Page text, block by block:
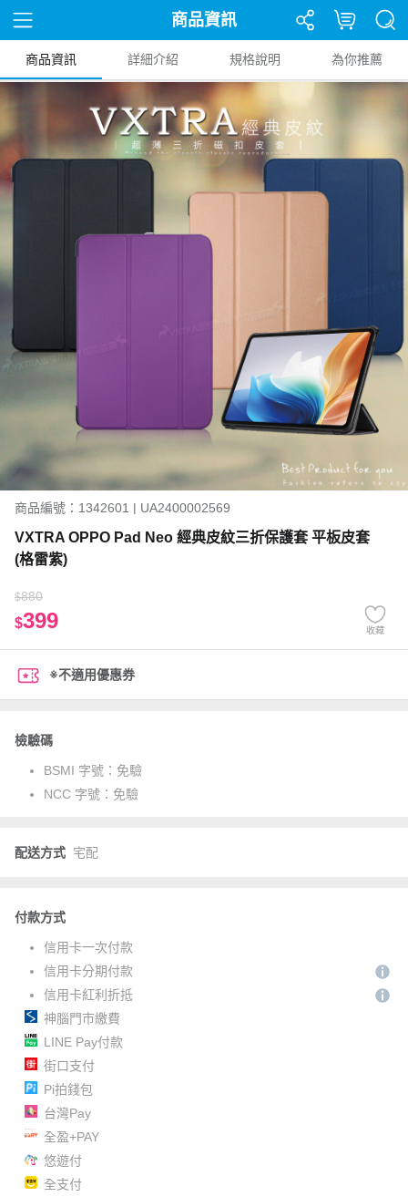
商品資訊
商品資訊 詳細介紹 規格說明 為你推薦
商品編號：1342601 | UA2400002569
VXTRA OPPO Pad Neo 經典皮紋三折保護套 平板皮套
(格雷紫)
$880
$399 收藏
※不適用優惠券
檢驗碼
BSMI 字號： 免驗
NCC 字號： 免驗
配送方式 宅配
付款方式
信用卡一次付款
信用卡分期付款
信用卡紅利折抵
神腦門市繳費
LINE Pay付款
街口支付
Pi拍錢包
台灣Pay
全盈+PAY
悠遊付
全支付